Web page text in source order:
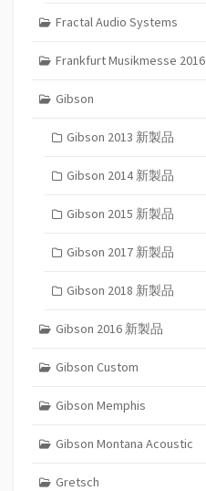
Fractal Audio Systems
Frankfurt Musikmesse 2016
Gibson
Gibson 2013 新製品
Gibson 2014 新製品
Gibson 2015 新製品
Gibson 2017 新製品
Gibson 2018 新製品
Gibson 2016 新製品
Gibson Custom
Gibson Memphis
Gibson Montana Acoustic
Gretsch